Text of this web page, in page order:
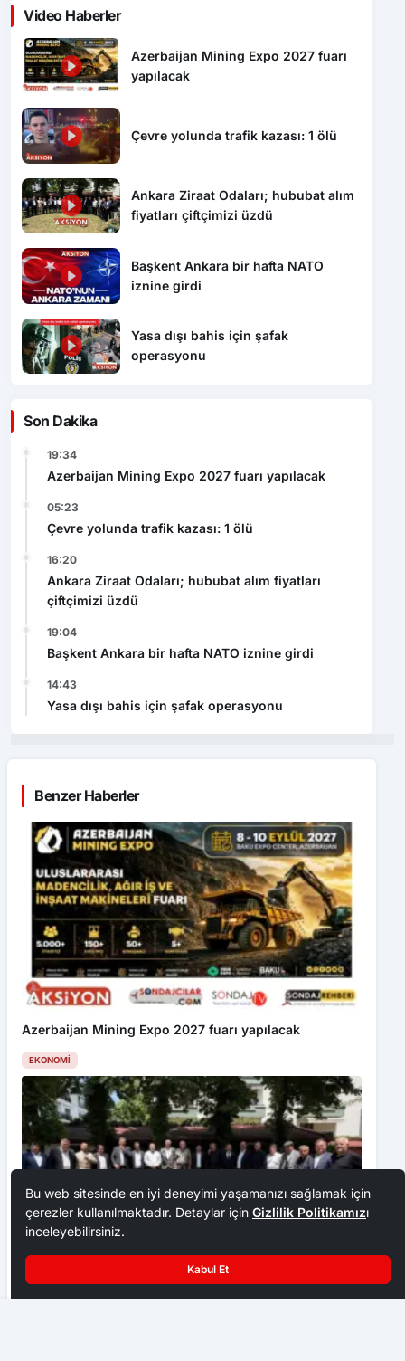
Video Haberler
Azerbaijan Mining Expo 2027 fuarı
yapılacak
Çevre yolunda trafik kazası: 1 ölü
Ankara Ziraat Odaları; hububat alım
fiyatları çiftçimizi üzdü
Başkent Ankara bir hafta NATO
iznine girdi
Yasa dışı bahis için şafak
operasyonu
Son Dakika
19:34
Azerbaijan Mining Expo 2027 fuarı yapılacak
05:23
Çevre yolunda trafik kazası: 1 ölü
16:20
Ankara Ziraat Odaları; hububat alım fiyatları
çiftçimizi üzdü
19:04
Başkent Ankara bir hafta NATO iznine girdi
14:43
Yasa dışı bahis için şafak operasyonu
Benzer Haberler
Azerbaijan Mining Expo 2027 fuarı yapılacak
EKONOMI
Ankara Ziraat Odaları; hububat alım fiyatları çiftçimizi
üzdü
Bu web sitesinde en iyi deneyimi yaşamanızı sağlamak için
çerezler kullanılmaktadır. Detaylar için Gizlilik Politikamızı
inceleyebilirsiniz.
Kabul Et